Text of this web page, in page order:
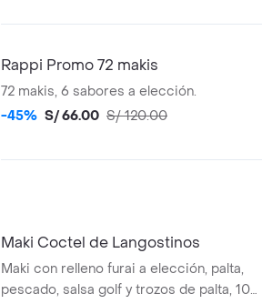
Rappi Promo 72 makis
72 makis, 6 sabores a elección.
-45% S/ 66.00 S/ 120.00
Maki Coctel de Langostinos
Maki con relleno furai a elección, palta,
pescado, salsa golf y trozos de palta, 10